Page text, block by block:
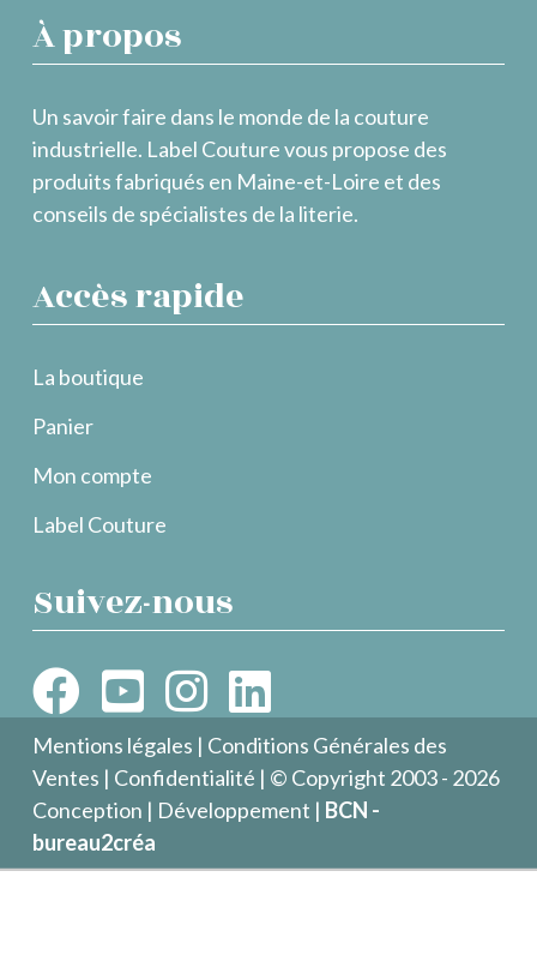
À propos
Un savoir faire dans le monde de la couture
industrielle. Label Couture vous propose des
produits fabriqués en Maine-et-Loire et des
conseils de spécialistes de la literie.
Accès rapide
La boutique
Panier
Mon compte
Label Couture
Suivez-nous
Mentions légales | Conditions Générales des
Ventes | Confidentialité | © Copyright 2003 - 2026
Conception | Développement | BCN -
bureau2créa